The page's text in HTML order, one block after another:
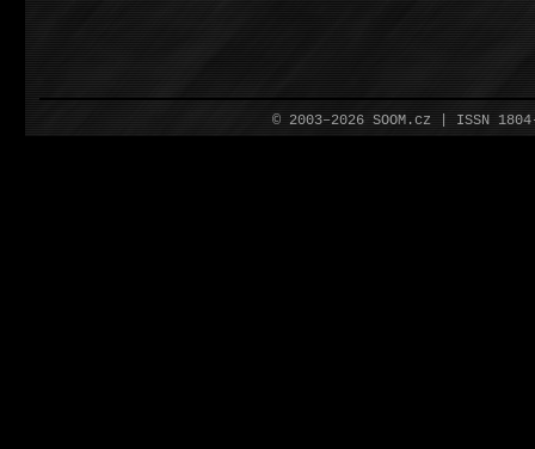
© 2003–2026 SOOM.cz | ISSN